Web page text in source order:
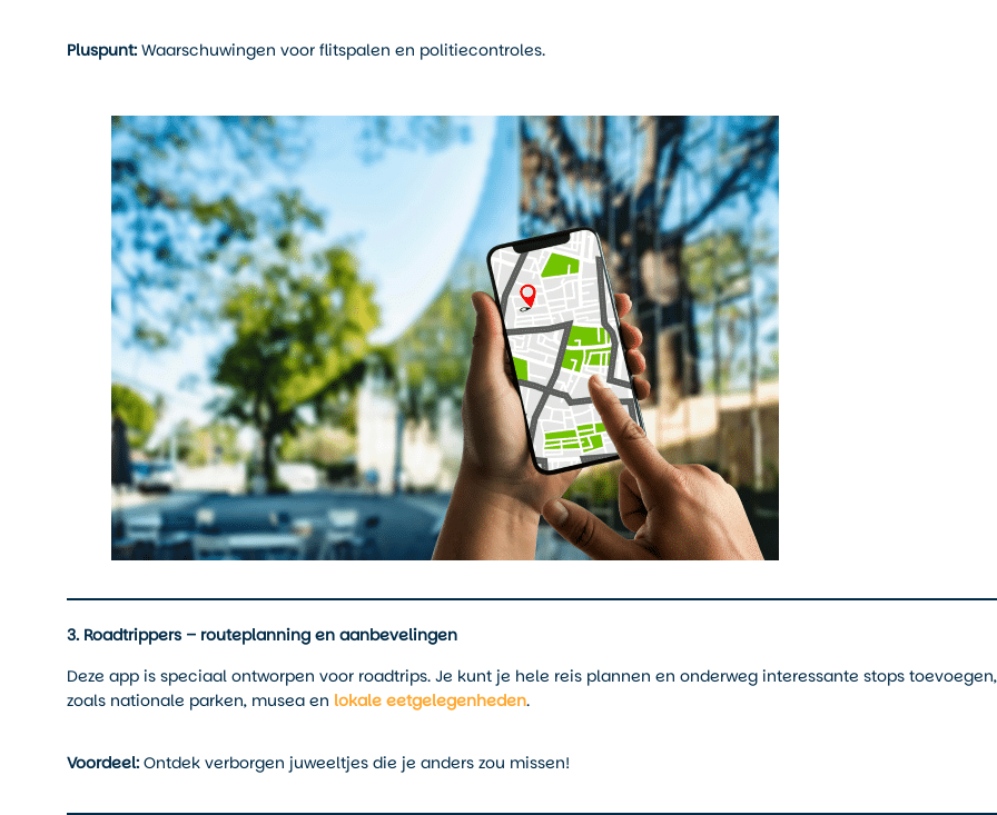
Pluspunt: Waarschuwingen voor flitspalen en politiecontroles.
3. Roadtrippers – routeplanning en aanbevelingen
Deze app is speciaal ontworpen voor roadtrips. Je kunt je hele reis plannen en onderweg interessante stops toevoegen,
zoals nationale parken, musea en lokale eetgelegenheden.
Voordeel: Ontdek verborgen juweeltjes die je anders zou missen!